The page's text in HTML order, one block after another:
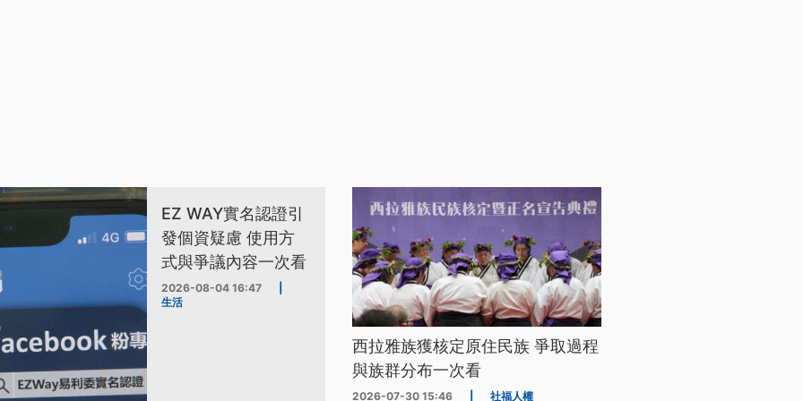
EZ WAY實名認證引
發個資疑慮 使用方
式與爭議內容一次看
2026-08-04 16:47
生活
西拉雅族獲核定原住民族 爭取過程
與族群分布一次看
2026-07-30 15:46 社福人權